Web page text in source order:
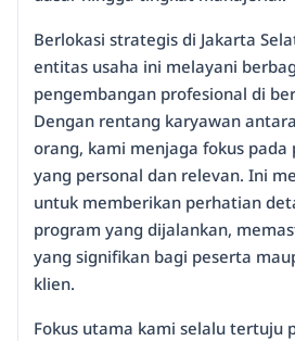
Berlokasi strategis di Jakarta
entitas usaha ini melayani
pengembangan profesional di
Dengan rentang karyawan
orang, kami menjaga fokus pada
yang personal dan relevan. Ini
untuk memberikan perhatian
program yang dijalankan,
yang signifikan bagi peserta
klien.
Fokus utama kami selalu tertuju